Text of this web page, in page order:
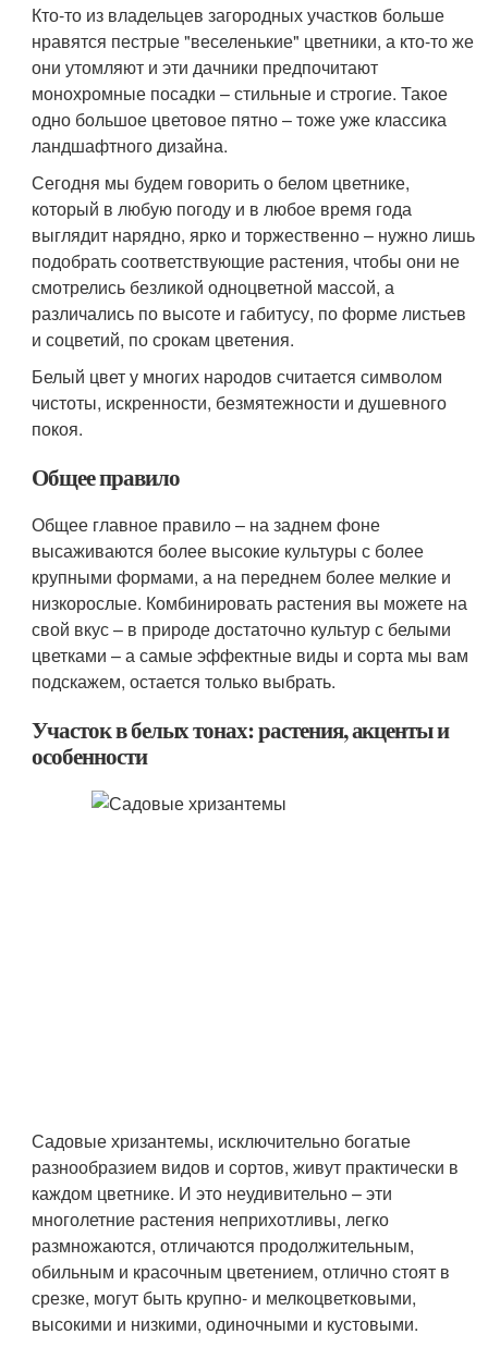
Кто-то из владельцев загородных участков больше
нравятся пестрые "веселенькие" цветники, а кто-то же
они утомляют и эти дачники предпочитают
монохромные посадки – стильные и строгие. Такое
одно большое цветовое пятно – тоже уже классика
ландшафтного дизайна.
Сегодня мы будем говорить о белом цветнике,
который в любую погоду и в любое время года
выглядит нарядно, ярко и торжественно – нужно лишь
подобрать соответствующие растения, чтобы они не
смотрелись безликой одноцветной массой, а
различались по высоте и габитусу, по форме листьев
и соцветий, по срокам цветения.
Белый цвет у многих народов считается символом
чистоты, искренности, безмятежности и душевного
покоя.
Общее правило
Общее главное правило – на заднем фоне
высаживаются более высокие культуры с более
крупными формами, а на переднем более мелкие и
низкорослые. Комбинировать растения вы можете на
свой вкус – в природе достаточно культур с белыми
цветками – а самые эффектные виды и сорта мы вам
подскажем, остается только выбрать.
Участок в белых тонах: растения, акценты и
особенности
Садовые хризантемы, исключительно богатые
разнообразием видов и сортов, живут практически в
каждом цветнике. И это неудивительно – эти
многолетние растения неприхотливы, легко
размножаются, отличаются продолжительным,
обильным и красочным цветением, отлично стоят в
срезке, могут быть крупно- и мелкоцветковыми,
высокими и низкими, одиночными и кустовыми.